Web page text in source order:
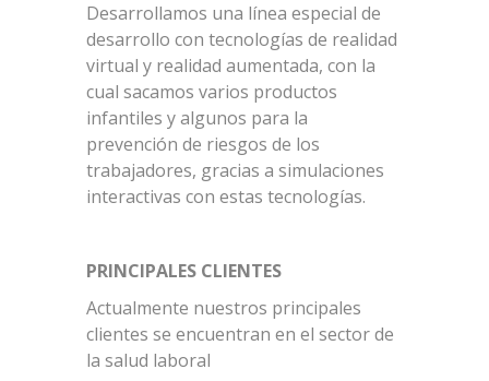
Desarrollamos una línea especial de
desarrollo con tecnologías de realidad
virtual y realidad aumentada, con la
cual sacamos varios productos
infantiles y algunos para la
prevención de riesgos de los
trabajadores, gracias a simulaciones
interactivas con estas tecnologías.
PRINCIPALES CLIENTES
Actualmente nuestros principales
clientes se encuentran en el sector de
la salud laboral